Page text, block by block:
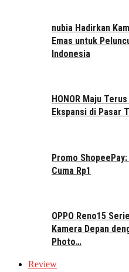
nubia Hadirkan
Emas untuk
Indonesia
HONOR Maju
Ekspansi di Pasar
Promo
Cuma Rp1
OPPO Reno15
Kamera Depan
Photo…
Review